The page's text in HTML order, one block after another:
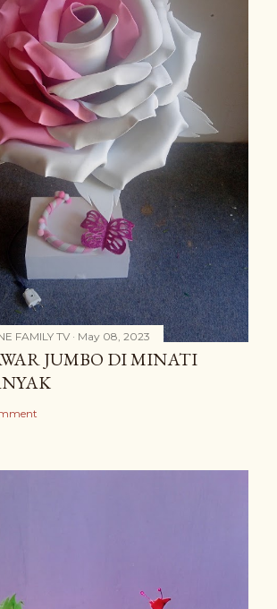
FAMILY TV May 08, 2023
JUMBO DI MINATI